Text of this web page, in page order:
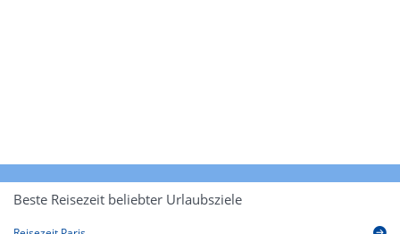
Beste Reisezeit beliebter Urlaubsziele